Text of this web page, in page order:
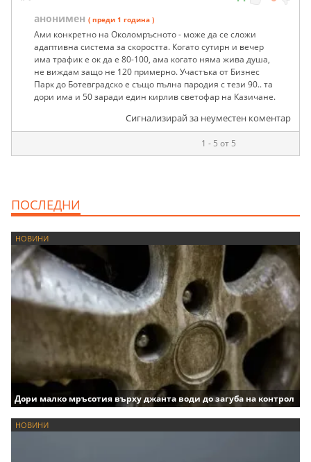
анонимен ( преди 1 година )
Ами конкретно на Околомръсното - може да се сложи
адаптивна система за скоростта. Когато сутирн и вечер
има трафик е ок да е 80-100, ама когато няма жива душа,
не виждам защо не 120 примерно. Участъка от Бизнес
Парк до Ботевградско е също пълна пародия с тези 90.. та
дори има и 50 заради един кирлив светофар на Казичане.
Сигнализирай за неуместен коментар
1 - 5 от 5
ПОСЛЕДНИ
НОВИНИ
Дори малко мръсотия върху джанта води до загуба на контрол
НОВИНИ